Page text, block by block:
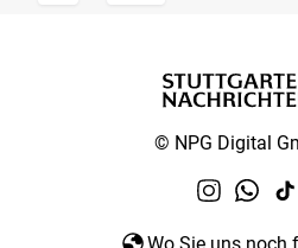
© NPG Digital
Wo Sie uns noch